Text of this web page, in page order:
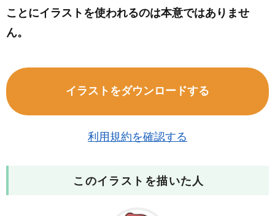
ことにイラストを使われるのは本意ではありませ
ん。
イラストをダウンロードする
利用規約を確認する
このイラストを描いた人